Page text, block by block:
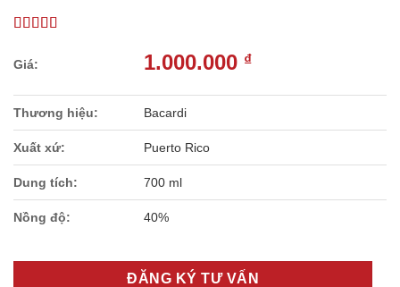
1.000.000 ₫
Thương hiệu: Bacardi
Xuất xứ: Puerto Rico
Dung tích: 700 ml
Nồng độ: 40%
ĐĂNG KÝ TƯ VẤN